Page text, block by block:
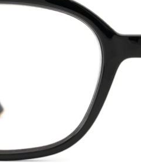
Glasbreedte